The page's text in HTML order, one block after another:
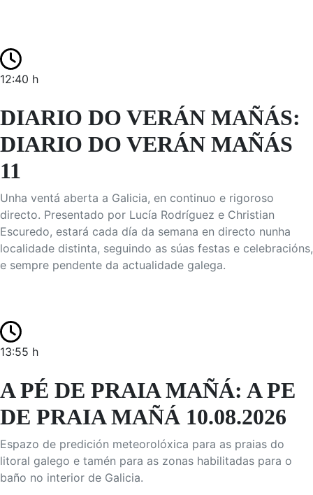
12:40 h
DIARIO DO VERÁN MAÑÁS:
DIARIO DO VERÁN MAÑÁS
11
Unha ventá aberta a Galicia, en continuo e rigoroso
directo. Presentado por Lucía Rodríguez e Christian
Escuredo, estará cada día da semana en directo nunha
localidade distinta, seguindo as súas festas e celebracións,
e sempre pendente da actualidade galega.
13:55 h
A PÉ DE PRAIA MAÑÁ: A PE
DE PRAIA MAÑÁ 10.08.2026
Espazo de predición meteorolóxica para as praias do
litoral galego e tamén para as zonas habilitadas para o
baño no interior de Galicia.